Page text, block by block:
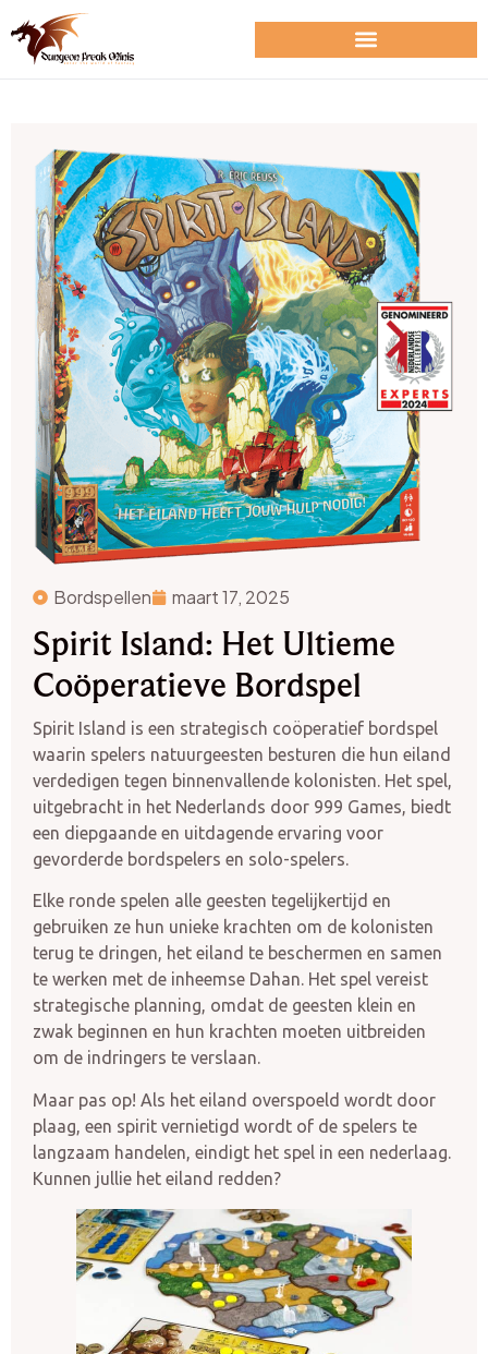
Bordspellen maart 17, 2025
Spirit Island: Het Ultieme
Coöperatieve Bordspel
Spirit Island is een strategisch coöperatief bordspel
waarin spelers natuurgeesten besturen die hun eiland
verdedigen tegen binnenvallende kolonisten. Het spel,
uitgebracht in het Nederlands door 999 Games, biedt
een diepgaande en uitdagende ervaring voor
gevorderde bordspelers en solo-spelers.
Elke ronde spelen alle geesten tegelijkertijd en
gebruiken ze hun unieke krachten om de kolonisten
terug te dringen, het eiland te beschermen en samen
te werken met de inheemse Dahan. Het spel vereist
strategische planning, omdat de geesten klein en
zwak beginnen en hun krachten moeten uitbreiden
om de indringers te verslaan.
Maar pas op! Als het eiland overspoeld wordt door
plaag, een spirit vernietigd wordt of de spelers te
langzaam handelen, eindigt het spel in een nederlaag.
Kunnen jullie het eiland redden?